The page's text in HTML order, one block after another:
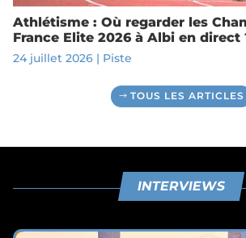
Athlétisme : Où regarder les
France Elite 2026 à Albi en direct
24 juillet 2026| Piste
TOUS LES ARTICLES
INTERVIEWS